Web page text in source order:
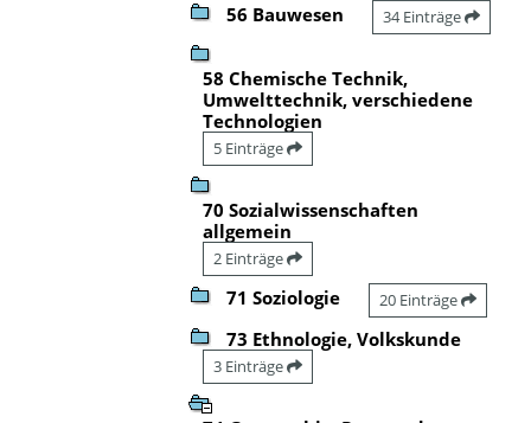
56 Bauwesen 34 Einträge
58 Chemische Technik,
Umwelttechnik, verschiedene
Technologien
5 Einträge
70 Sozialwissenschaften
allgemein
2 Einträge
71 Soziologie 20 Einträge
73 Ethnologie, Volkskunde
3 Einträge